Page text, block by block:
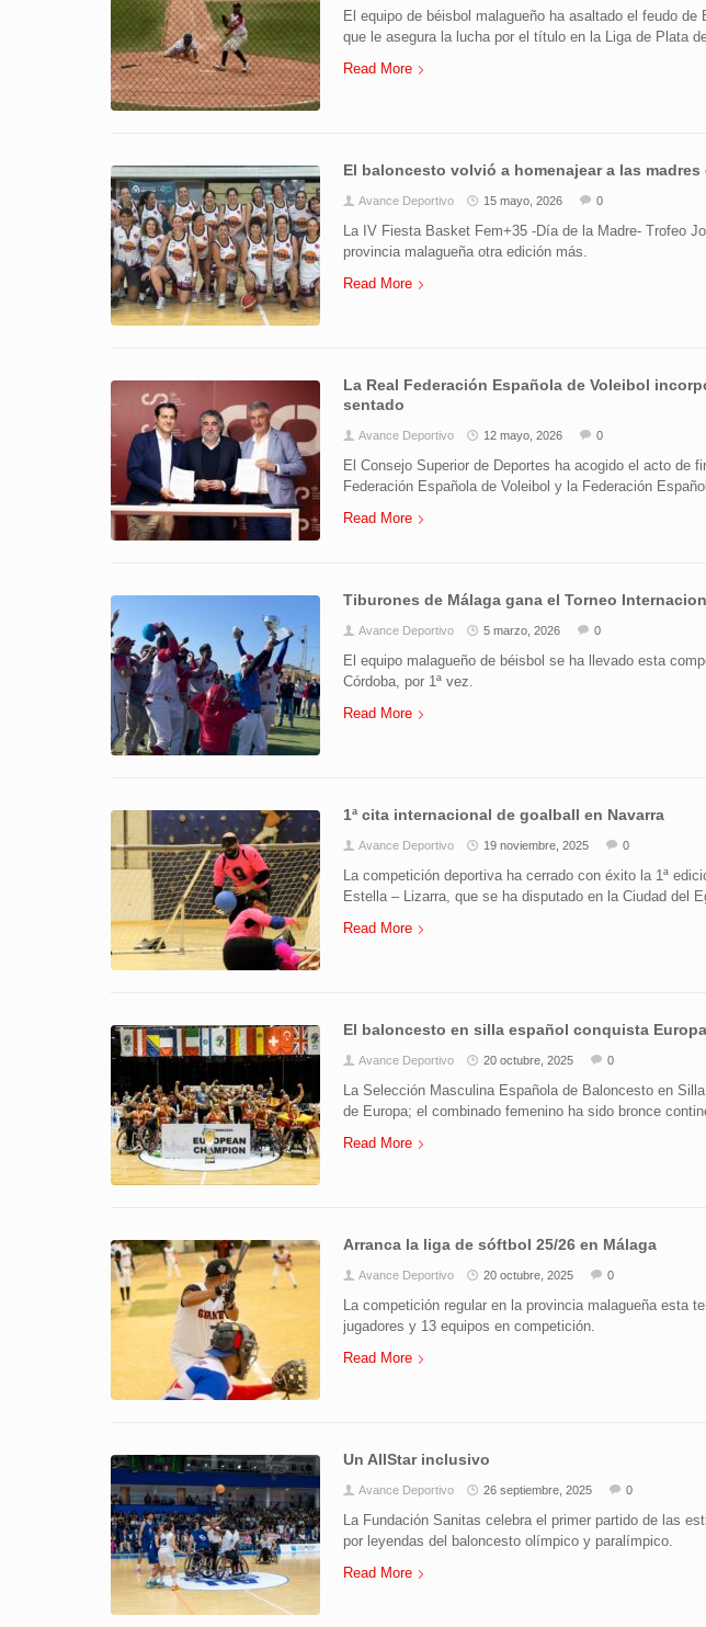
El equipo de béisbol malagueño ha asaltado el feudo de
que le asegura la lucha por el título en la Liga de Plata
Read More
El baloncesto volvió a homenajear a las madres
Avance Deportivo 15 mayo, 2026 0
La IV Fiesta Basket Fem+35 -Día de la Madre- Trofeo
provincia malagueña otra edición más.
Read More
La Real Federación Española de Voleibol
sentado
Avance Deportivo 12 mayo, 2026 0
El Consejo Superior de Deportes ha acogido el acto de
Federación Española de Voleibol y la Federación
Read More
Tiburones de Málaga gana el Torneo
Avance Deportivo 5 marzo, 2026 0
El equipo malagueño de béisbol se ha llevado esta
Córdoba, por 1ª vez.
Read More
1ª cita internacional de goalball en Navarra
Avance Deportivo 19 noviembre, 2025 0
La competición deportiva ha cerrado con éxito la 1ª
Estella – Lizarra, que se ha disputado en la Ciudad del
Read More
El baloncesto en silla español conquista Europa
Avance Deportivo 20 octubre, 2025 0
La Selección Masculina Española de Baloncesto en
de Europa; el combinado femenino ha sido bronce
Read More
Arranca la liga de sóftbol 25/26 en Málaga
Avance Deportivo 20 octubre, 2025 0
La competición regular en la provincia malagueña esta
jugadores y 13 equipos en competición.
Read More
Un AllStar inclusivo
Avance Deportivo 26 septiembre, 2025 0
La Fundación Sanitas celebra el primer partido de las
por leyendas del baloncesto olímpico y paralímpico.
Read More